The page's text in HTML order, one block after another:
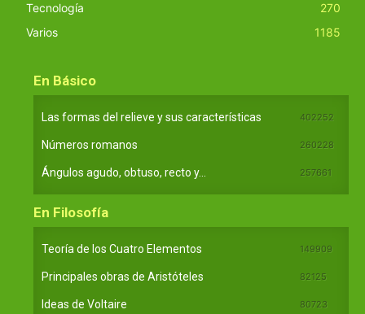
Tecnología
270
Varios
1185
En Básico
Las formas del relieve y sus características 402252
Números romanos 260228
Ángulos agudo, obtuso, recto y... 257661
En Filosofía
Teoría de los Cuatro Elementos 149909
Principales obras de Aristóteles 82125
Ideas de Voltaire 80723